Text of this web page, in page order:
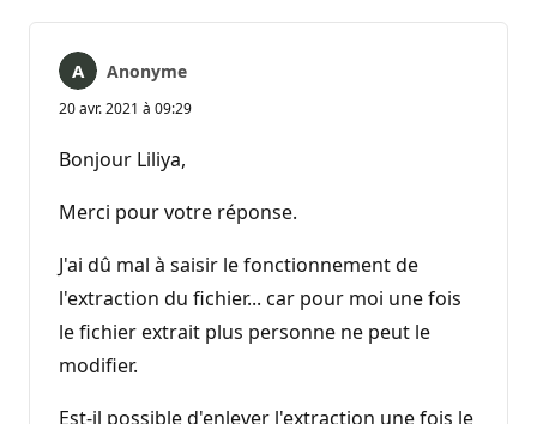
Anonyme
20 avr. 2021 à 09:29
Bonjour Liliya,
Merci pour votre réponse.
J'ai dû mal à saisir le fonctionnement de
l'extraction du fichier... car pour moi une fois
le fichier extrait plus personne ne peut le
modifier.
Est-il possible d'enlever l'extraction une fois le